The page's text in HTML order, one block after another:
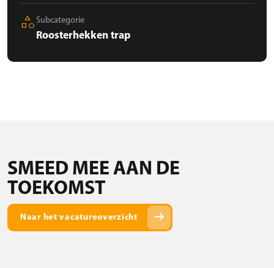
category Subcategorie
Roosterhekken trap
SMEED MEE AAN DE
TOEKOMST
Naar het vacatureoverzicht arrow_right_alt